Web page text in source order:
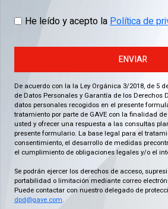
He leído y acepto laPolítica de
ENVIAR
De acuerdo con la la Ley Orgánica 3/2018, de 5
de Datos Personales y Garantía de los Derechos
datos personales recogidos en el presente
tratamiento por parte de GAVE con la finalidad
usted y ofrecer una respuesta a las consultas
presente formulario. La base legal para el
consentimiento, el desarrollo de medidas
el cumplimiento de obligaciones legales y/o el
Se podrán ejercer los derechos de acceso,
portabilidad o limitación mediante correo
Puede contactar con nuestro delegado de
dpd@gave.com.